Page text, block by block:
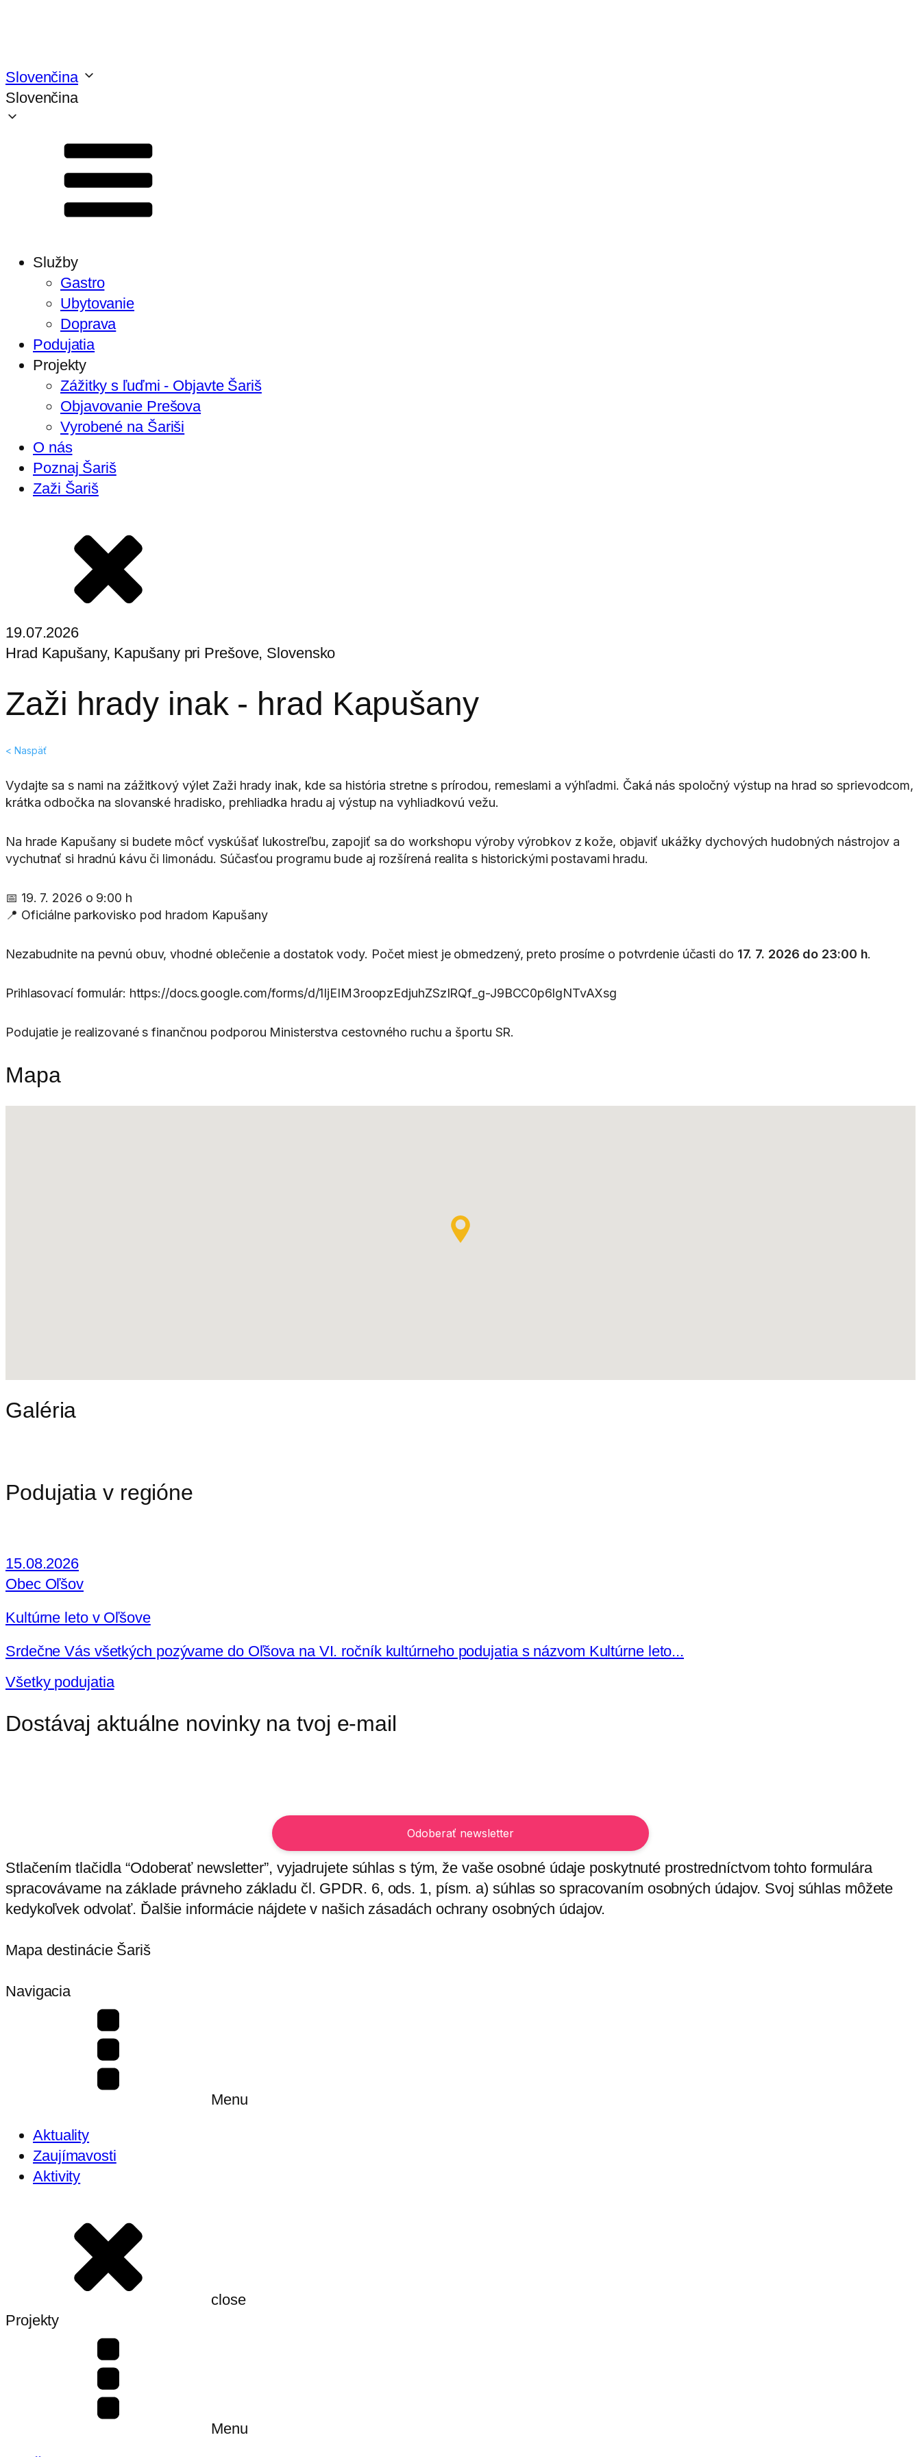
Slovenčina
Slovenčina
Služby
Gastro
Ubytovanie
Doprava
Podujatia
Projekty
Zážitky s ľuďmi - Objavte Šariš
Objavovanie Prešova
Vyrobené na Šariši
O nás
Poznaj Šariš
Zaži Šariš
19.07.2026
Hrad Kapušany, Kapušany pri Prešove, Slovensko
Zaži hrady inak - hrad Kapušany
< Naspäť
Vydajte sa s nami na zážitkový výlet Zaži hrady inak, kde sa história stretne s prírodou, remeslami a výhľadmi. Čaká nás spoločný výstup na hrad so sprievodcom,
krátka odbočka na slovanské hradisko, prehliadka hradu aj výstup na vyhliadkovú vežu.
Na hrade Kapušany si budete môcť vyskúšať lukostreľbu, zapojiť sa do workshopu výroby výrobkov z kože, objaviť ukážky dychových hudobných nástrojov a
vychutnať si hradnú kávu či limonádu. Súčasťou programu bude aj rozšírená realita s historickými postavami hradu.
📅 19. 7. 2026 o 9:00 h
📍 Oficiálne parkovisko pod hradom Kapušany
Nezabudnite na pevnú obuv, vhodné oblečenie a dostatok vody. Počet miest je obmedzený, preto prosíme o potvrdenie účasti do 17. 7. 2026 do 23:00 h.
Prihlasovací formulár: https://docs.google.com/forms/d/1IjEIM3roopzEdjuhZSzIRQf_g-J9BCC0p6lgNTvAXsg
Podujatie je realizované s finančnou podporou Ministerstva cestovného ruchu a športu SR.
Mapa
Galéria
Podujatia v regióne
15.08.2026
Obec Oľšov
Kultúrne leto v Oľšove
Srdečne Vás všetkých pozývame do Oľšova na VI. ročník kultúrneho podujatia s názvom Kultúrne leto...
Všetky podujatia
Dostávaj aktuálne novinky na tvoj e-mail
Stlačením tlačidla “Odoberať newsletter”, vyjadrujete súhlas s tým, že vaše osobné údaje poskytnuté prostredníctvom tohto formulára
spracovávame na základe právneho základu čl. GPDR. 6, ods. 1, písm. a) súhlas so spracovaním osobných údajov. Svoj súhlas môžete
kedykoľvek odvolať. Ďalšie informácie nájdete v našich zásadách ochrany osobných údajov.
Mapa destinácie Šariš
Navigacia
Menu
Aktuality
Zaujímavosti
Aktivity
close
Projekty
Menu